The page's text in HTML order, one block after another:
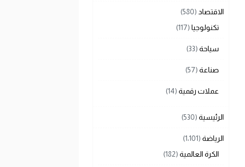
الاقتصاد (580)
تكنولوجيا (117)
سياحة (33)
صناعة (57)
عملات رقمية (14)
الرئيسية (530)
الرياضة (1٬101)
الكرة العالمية (182)